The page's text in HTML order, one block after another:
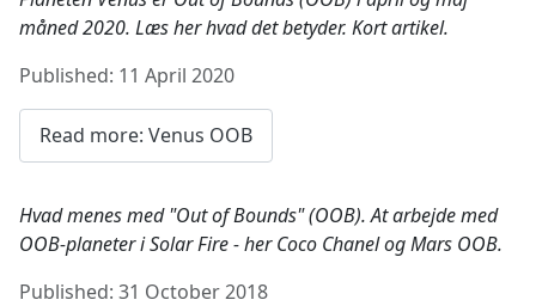
måned 2020. Læs her hvad det betyder. Kort artikel.
Details
Published: 11 April 2020
Read more: Venus OOB
Hvad menes med "Out of Bounds" (OOB). At arbejde med
OOB-planeter i Solar Fire - her Coco Chanel og Mars OOB.
Details
Published: 31 October 2018